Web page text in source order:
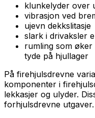
klunkelyder over
vibrasjon ved
ujevn dekkslitasje
slark i drivaksler
rumling som øker
tyde på hjullager
På firehjulsdrevne
komponenter i
lekkasjer og ulyder.
forhjulsdrevne utgaver.